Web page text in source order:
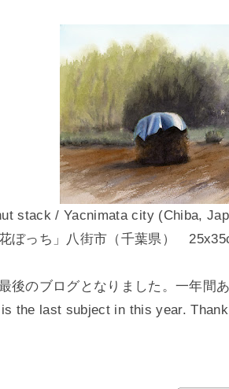
stack / Yacnimata city (Chiba,
花ぼっち」八街市（千葉県）
後のブログとなりました。一年間
the last subject in this year.